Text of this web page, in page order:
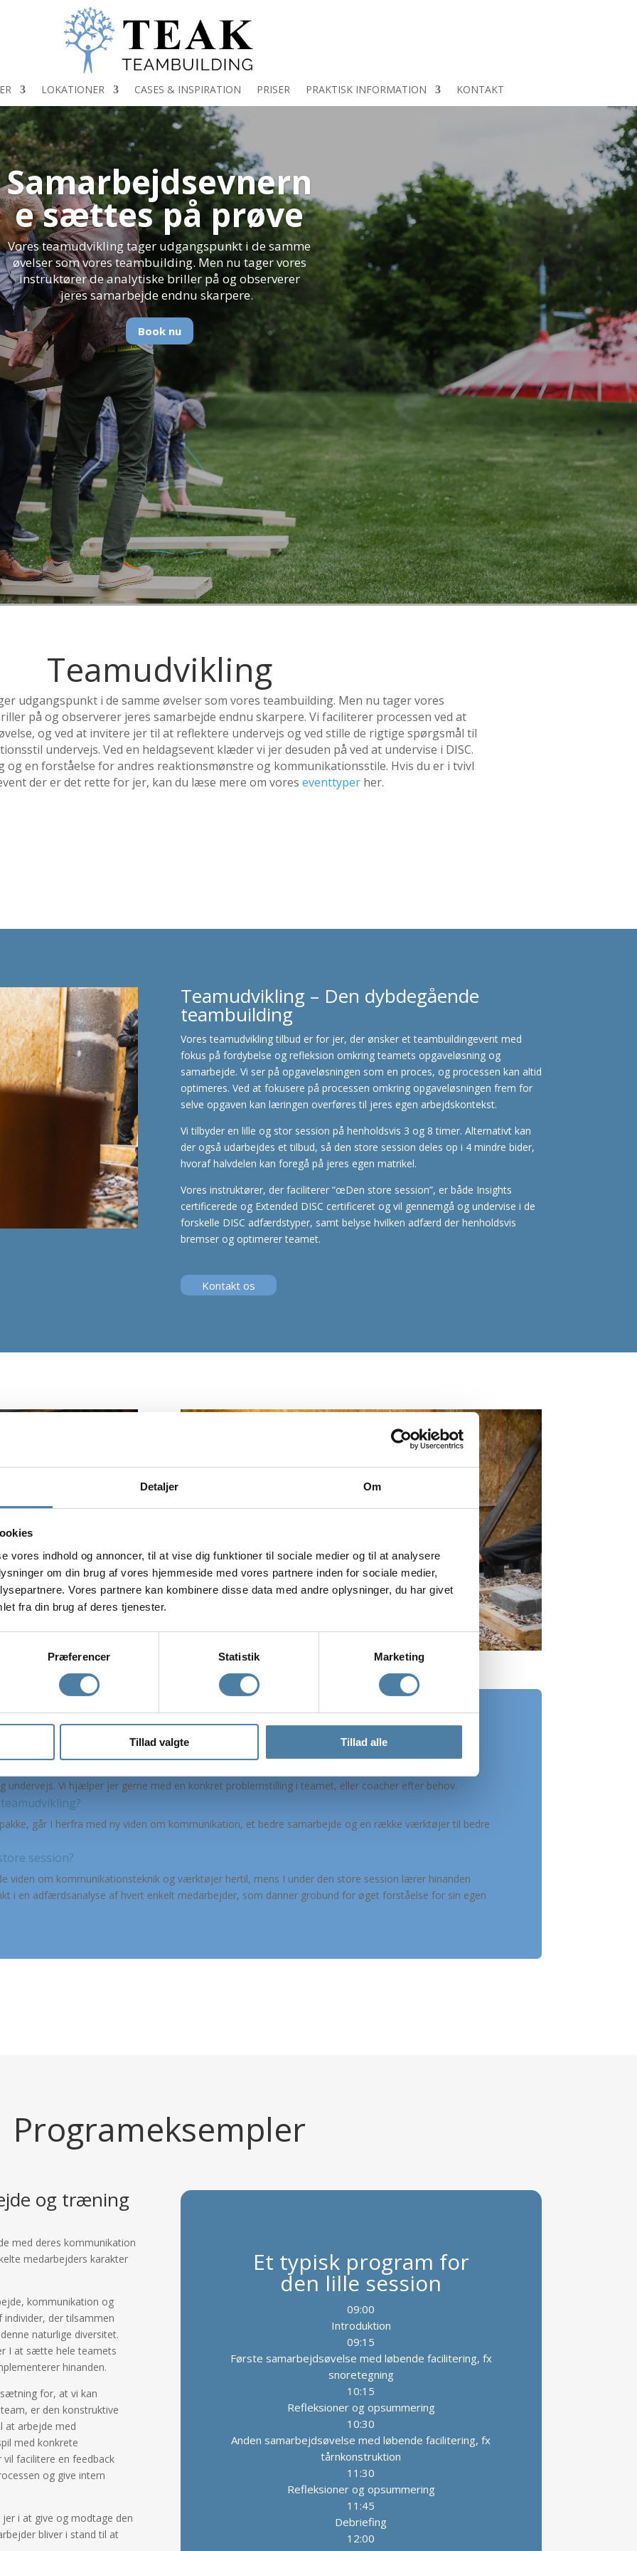
Detaljer Om
vores indhold og annoncer, til at vise dig funktioner til sociale medier og til at analysere
om din brug af vores hjemmeside med vores partnere inden for sociale medier,
Vores partnere kan kombinere disse data med andre oplysninger, du har givet
fra din brug af deres tjenester.
Præferencer Statistik Marketing
Tillad valgte Tillad alle
LOKATIONER CASES & INSPIRATION PRISER PRAKTISK INFORMATION KONTAKT
Samarbejdsevnern
e sættes på prøve
Vores teamudvikling tager udgangspunkt i de samme
øvelser som vores teambuilding. Men nu tager vores
instruktører de analytiske briller på og observerer
jeres samarbejde endnu skarpere.
Book nu
Teamudvikling
udgangspunkt i de samme øvelser som vores teambuilding. Men nu tager vores
på og observerer jeres samarbejde endnu skarpere. Vi faciliterer processen ved at
og ved at invitere jer til at reflektere undervejs og ved stille de rigtige spørgsmål til
undervejs. Ved en heldagsevent klæder vi jer desuden på ved at undervise i DISC.
en forståelse for andres reaktionsmønstre og kommunikationsstile. Hvis du er i tvivl
der er det rette for jer, kan du læse mere om vores eventtyperher.
Teamudvikling – Den dybdegående
teambuilding
Vores teamudvikling tilbud er for jer, der ønsker et teambuildingevent med
fokus på fordybelse og refleksion omkring teamets opgaveløsning og
samarbejde. Vi ser på opgaveløsningen som en proces, og processen kan altid
optimeres. Ved at fokusere på processen omkring opgaveløsningen frem for
selve opgaven kan læringen overføres til jeres egen arbejdskontekst.
Vi tilbyder en lille og stor session på henholdsvis 3 og 8 timer. Alternativt kan
der også udarbejdes et tilbud, så den store session deles op i 4 mindre bider,
hvoraf halvdelen kan foregå på jeres egen matrikel.
Vores instruktører, der faciliterer “œDen store session”, er både Insights
certificerede og Extended DISC certificeret og vil gennemgå og undervise i de
forskelle DISC adfærdstyper, samt belyse hvilken adfærd der henholdsvis
bremser og optimerer teamet.
Kontakt os
Ofte stillede spørgsmål
og teamudvikling?
end teambuilding. Vi tager udgangspunkt i de samme øvelser, men lægger mere tid ind og faciliterer
undervejs. Vi hjælper jer gerne med en konkret problemstilling i teamet, eller coacher efter behov.
går I herfra med ny viden om kommunikation, et bedre samarbejde og en række værktøjer til bedre
session?
viden om kommunikationsteknik og værktøjer hertil, mens I under den store session lærer hinanden
i en adfærdsanalyse af hvert enkelt medarbejder, som danner grobund for øget forståelse for sin egen
Programeksempler
og træning
med deres kommunikation
medarbejders karakter
kommunikation og
der tilsammen
naturlige diversitet.
I at sætte hele teamets
hinanden.
for, at vi kan
er den konstruktive
at arbejde med
med konkrete
facilitere en feedback
og give intern
i at give og modtage den
bliver i stand til at
Et typisk program for
den lille session
09:00
Introduktion
09:15
Første samarbejdsøvelse med løbende facilitering, fx
snoretegning
10:15
Refleksioner og opsummering
10:30
Anden samarbejdsøvelse med løbende facilitering, fx
tårnkonstruktion
11:30
Refleksioner og opsummering
11:45
Debriefing
12:00